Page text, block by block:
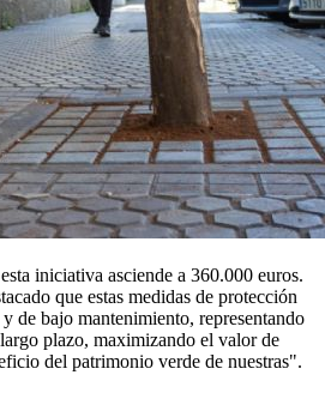
iniciativa asciende a 360.000 euros.
que estas medidas de protección
de bajo mantenimiento, representando
plazo, maximizando el valor de
del patrimonio verde de nuestras".